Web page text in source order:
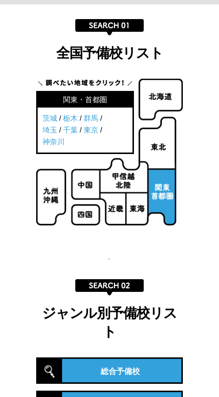
全国予備校リスト
関東・首都圏
茨城 / 栃木 / 群馬 /
埼玉 / 千葉 / 東京 /
神奈川
ジャンル別予備校リス
ト
総合予備校